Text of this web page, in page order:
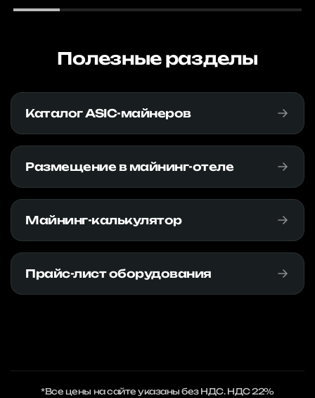
Полезные разделы
Каталог ASIC-майнеров
Размещение в майнинг-отеле
Майнинг-калькулятор
Прайс-лист оборудования
*Все цены на сайте указаны без НДС. НДС 22%